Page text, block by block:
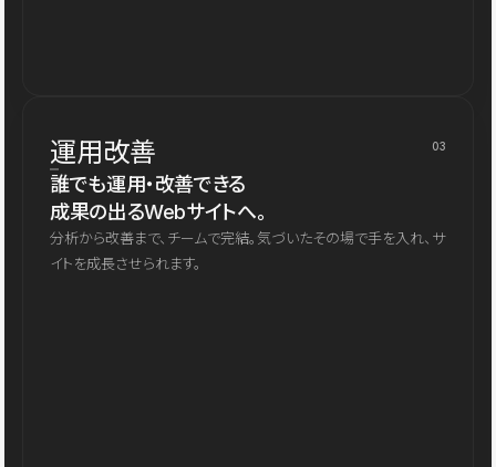
運用改善 03
誰でも運用・改善できる
成果の出るWebサイトへ。
分析から改善まで、チームで完結。気づいたその場で手を入れ、サ
イトを成長させられます。